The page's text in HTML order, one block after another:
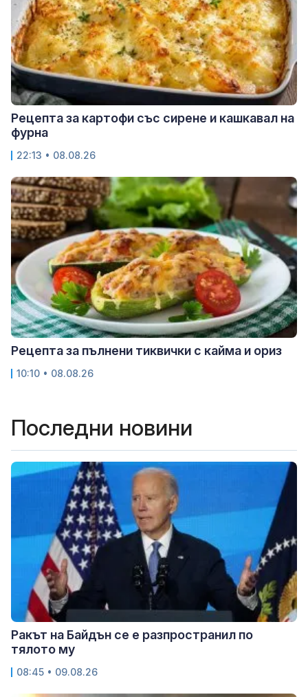
Рецепта за картофи със сирене и кашкавал на
фурна
22:13 • 08.08.26
Рецепта за пълнени тиквички с кайма и ориз
10:10 • 08.08.26
Последни новини
Ракът на Байдън се е разпространил по
тялото му
08:45 • 09.08.26